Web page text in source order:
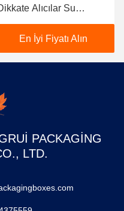
Alıcılar Su
Tekrar
Kullanılabilir Kütümlü
En İyi Fiyatı Alın
PACKAGING
LTD.